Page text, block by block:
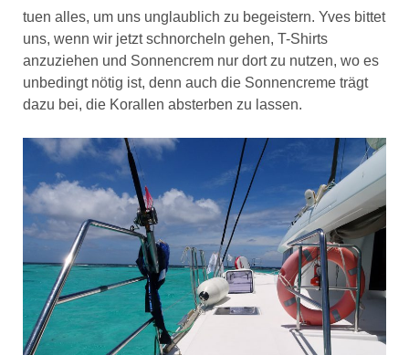
tuen alles, um uns unglaublich zu begeistern. Yves bittet
uns, wenn wir jetzt schnorcheln gehen, T-Shirts
anzuziehen und Sonnencrem nur dort zu nutzen, wo es
unbedingt nötig ist, denn auch die Sonnencreme trägt
dazu bei, die Korallen absterben zu lassen.